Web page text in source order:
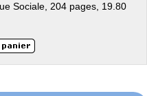
Sociale, 204 pages, 19.80